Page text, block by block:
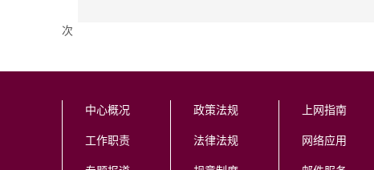
次
中心概况
工作职责
政策法规
法律法规
上网指南
网络应用